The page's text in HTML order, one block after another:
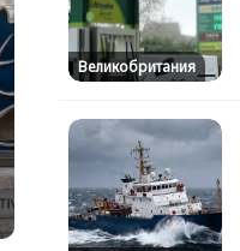
Великобритания